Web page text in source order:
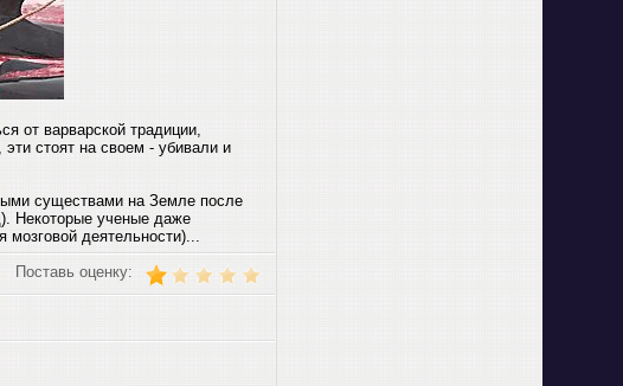
от варварской традиции,
стоят на своем - убивали и
существами на Земле после
Некоторые ученые даже
деятельности)...
Поставь оценку: